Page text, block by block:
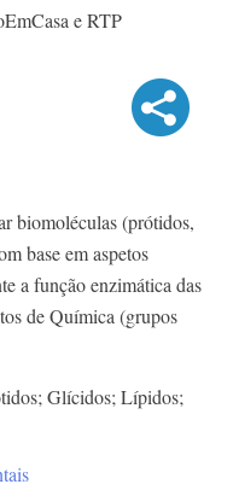
e RTP
biomoléculas (prótidos,
base em aspetos
a função enzimática das
de Química (grupos
Glícidos; Lípidos;